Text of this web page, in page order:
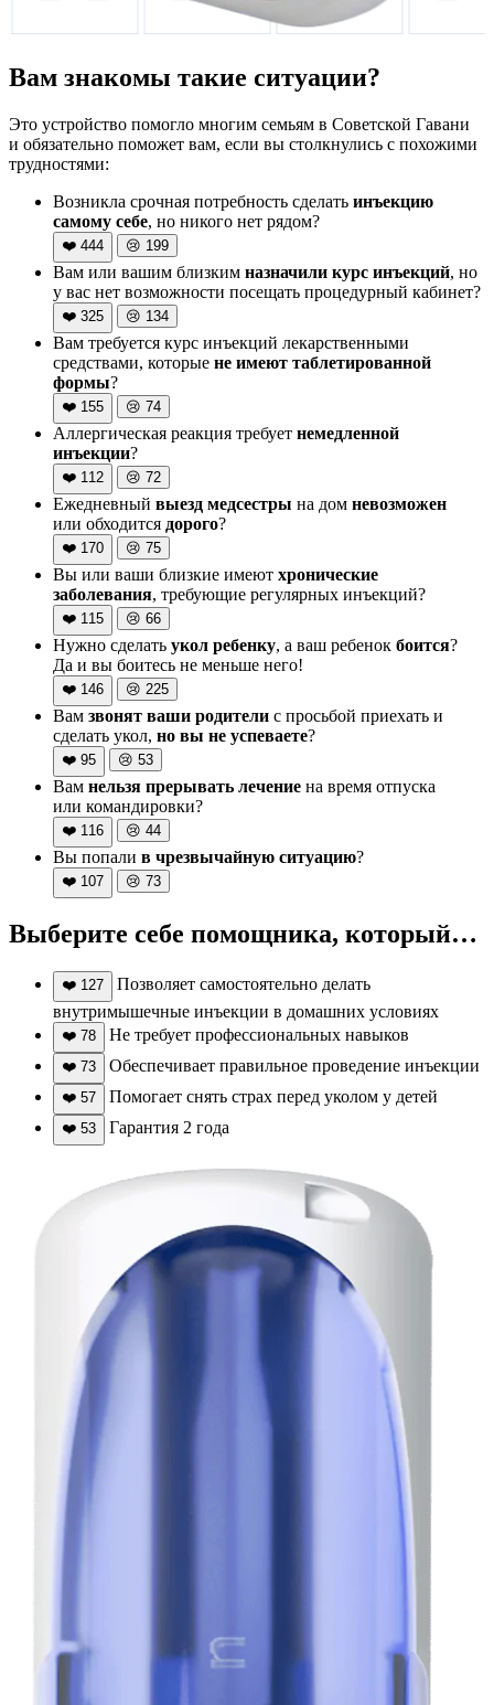
Вам знакомы такие ситуации?
Это устройство помогло многим семьям в Советской Гавани
и обязательно поможет вам, если вы столкнулись с похожими
трудностями:
Возникла срочная потребность сделать инъекцию
самому себе, но никого нет рядом?
❤️ 444 😢 199
Вам или вашим близким назначили курс инъекций, но
у вас нет возможности посещать процедурный кабинет?
❤️ 325 😢 134
Вам требуется курс инъекций лекарственными
средствами, которые не имеют таблетированной
формы?
❤️ 155 😢 74
Аллергическая реакция требует немедленной
инъекции?
❤️ 112 😢 72
Ежедневный выезд медсестры на дом невозможен
или обходится дорого?
❤️ 170 😢 75
Вы или ваши близкие имеют хронические
заболевания, требующие регулярных инъекций?
❤️ 115 😢 66
Нужно сделать укол ребенку, а ваш ребенок боится?
Да и вы боитесь не меньше него!
❤️ 146 😢 225
Вам звонят ваши родители с просьбой приехать и
сделать укол, но вы не успеваете?
❤️ 95 😢 53
Вам нельзя прерывать лечение на время отпуска
или командировки?
❤️ 116 😢 44
Вы попали в чрезвычайную ситуацию?
❤️ 107 😢 73
Выберите себе помощника, который…
❤️ 127
Позволяет самостоятельно делать
внутримышечные инъекции в домашних условиях
❤️ 78 Не требует профессиональных навыков
❤️ 73 Обеспечивает правильное проведение инъекции
❤️ 57 Помогает снять страх перед уколом у детей
❤️ 53 Гарантия 2 года